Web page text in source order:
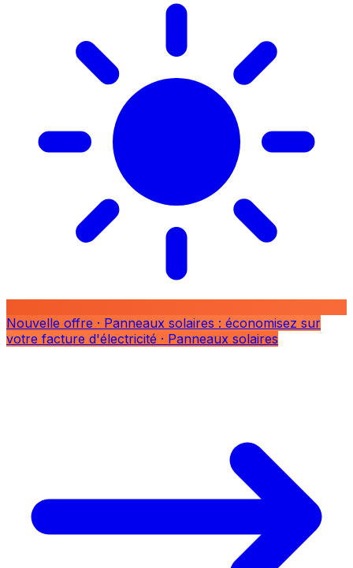
Nouvelle offre · Panneaux solaires : économisez sur
votre facture d'électricité · Panneaux solaires